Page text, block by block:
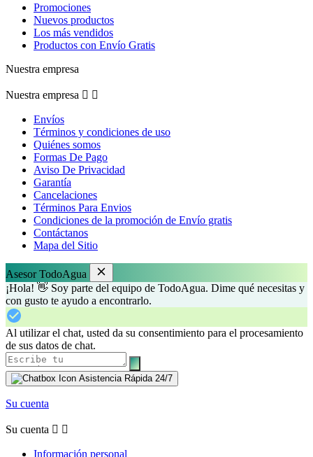
Promociones
Nuevos productos
Los más vendidos
Productos con Envío Gratis
Nuestra empresa
Nuestra empresa  
Envíos
Términos y condiciones de uso
Quiénes somos
Formas De Pago
Aviso De Privacidad
Garantía
Cancelaciones
Términos Para Envios
Condiciones de la promoción de Envío gratis
Contáctanos
Mapa del Sitio
Asesor TodoAgua
¡Hola! 👋 Soy parte del equipo de TodoAgua. Dime qué necesitas y
con gusto te ayudo a encontrarlo.
Al utilizar el chat, usted da su consentimiento para el procesamiento
de sus datos de chat.
Asistencia Rápida 24/7
Su cuenta
Su cuenta  
Información personal